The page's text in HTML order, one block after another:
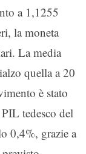
a 1,1255
la moneta
La media
quella a 20
è stato
tedesco del
0,4%, grazie a